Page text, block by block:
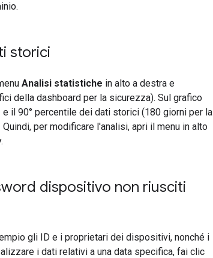
storici
Analisi statistiche in alto a destra e
della dashboard per la sicurezza). Sul grafico
il 90° percentile dei dati storici (180 giorni per la
per modificare l'analisi, apri il menu in alto
dispositivo non riusciti
gli ID e i proprietari dei dispositivi, nonché i
i dati relativi a una data specifica, fai clic